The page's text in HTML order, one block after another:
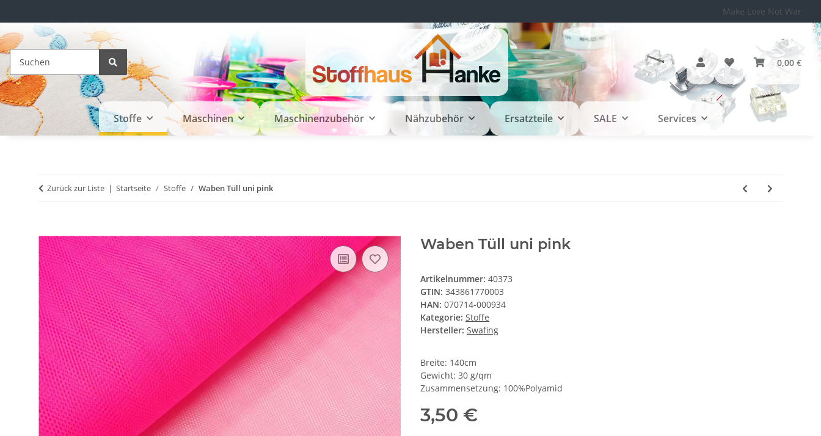
Make Love Not War
0,00 €
Stoffe Maschinen Maschinenzubehör Nähzubehör Ersatzteile SALE Services
Zurück zur Liste Startseite Stoffe Waben Tüll uni pink
Waben Tüll uni pink
Artikelnummer: 40373
GTIN: 343861770003
HAN: 070714-000934
Kategorie: Stoffe
Hersteller: Swafing
Breite: 140cm
Gewicht: 30 g/qm
Zusammensetzung: 100%Polyamid
3,50 €